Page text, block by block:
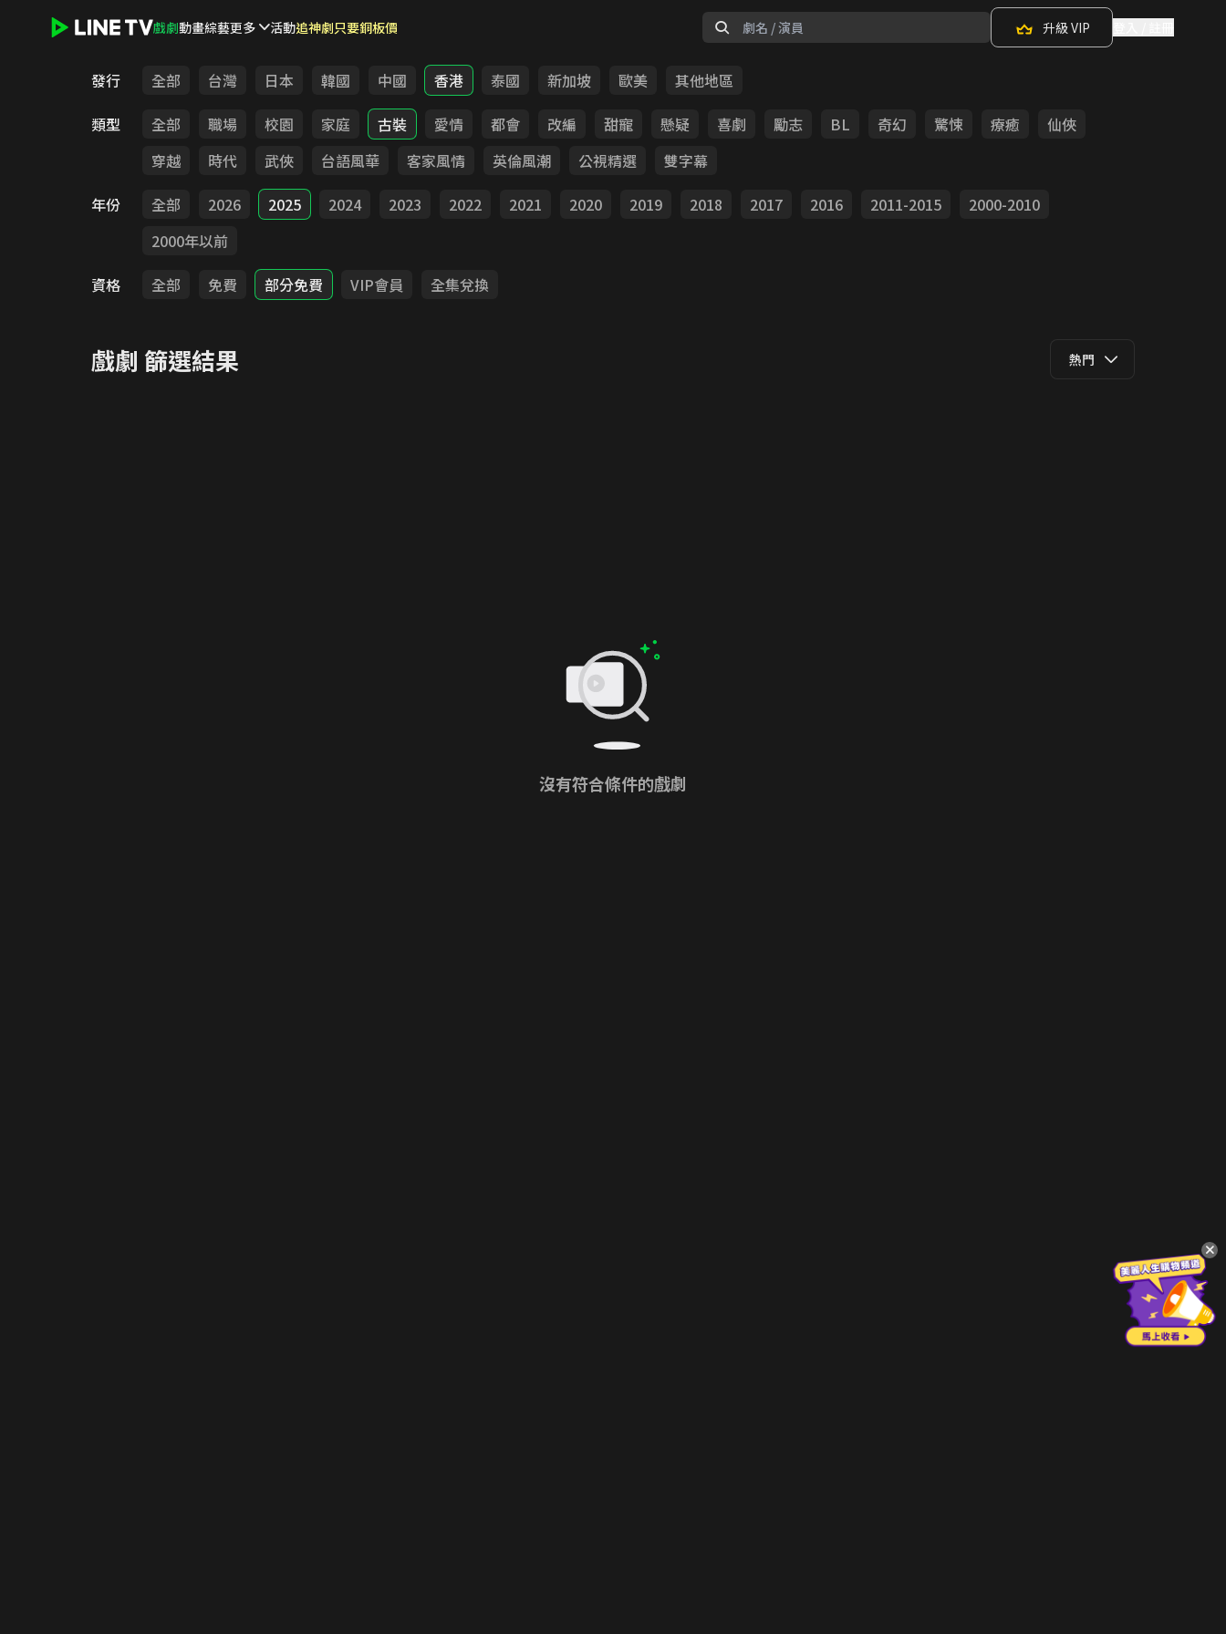
戲劇動畫綜藝更多 活動追神劇只要銅板價 升級 VIP
發行 全部 台灣 日本 韓國 中國 香港 泰國 新加坡 歐美
其他地區
類型
全部 職場 校園 家庭 古裝 愛情 都會 改編 甜寵 懸疑 喜劇 勵志 BL 奇幻 驚悚 療癒
仙俠
穿越
時代 武俠 台語風華 客家風情 英倫風潮 公視精選
雙字幕
年份
全部 2026 2025 2024 2023 2022 2021 2020 2019 2018 2017 2016 2011-2015
2000-2010
2000年以前
資格
全部 免費 部分免費 VIP會員 全集兌換
戲劇 篩選結果 熱門
沒有符合條件的戲劇